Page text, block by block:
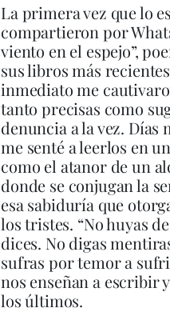
La primera vez que lo
compartieron por
viento en el espejo”,
sus libros más
inmediato me
tanto precisas como
denuncia a la vez.
me senté a leerlos en
como el atanor de un
donde se conjugan la
esa sabiduría que
los tristes. “No huyas
dices. No digas
sufras por temor a
nos enseñan a escribir
los últimos.